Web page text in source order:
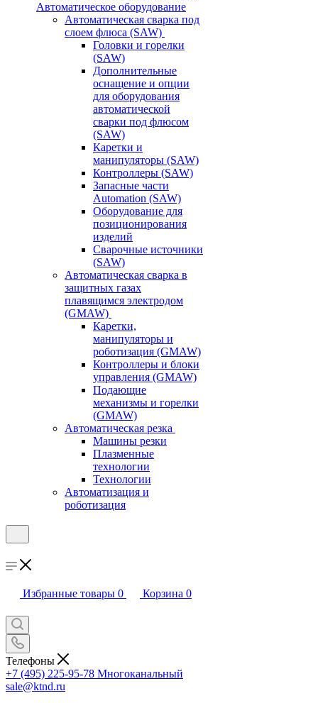
Автоматическое оборудование
Автоматическая сварка под
слоем флюса (SAW)
Головки и горелки
(SAW)
Дополнительные
оснащение и опции
для оборудования
автоматической
сварки под флюсом
(SAW)
Каретки и
манипуляторы (SAW)
Контроллеры (SAW)
Запасные части
Automation (SAW)
Оборудование для
позиционирования
изделий
Сварочные источники
(SAW)
Автоматическая сварка в
защитных газах
плавящимся электродом
(GMAW)
Каретки,
манипуляторы и
роботизация (GMAW)
Контроллеры и блоки
управления (GMAW)
Подающие
механизмы и горелки
(GMAW)
Автоматическая резка
Машины резки
Плазменные
технологии
Технологии
Автоматизация и
роботизация
Избранные товары 0 Корзина 0
Телефоны
+7 (495) 225-95-78 Многоканальный
sale@ktnd.ru